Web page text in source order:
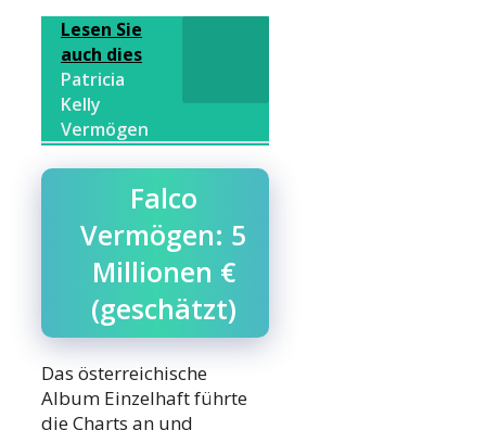
Lesen Sie
auch dies
Patricia
Kelly
Vermögen
Falco
Vermögen: 5
Millionen €
(geschätzt)
Das österreichische
Album Einzelhaft führte
die Charts an und